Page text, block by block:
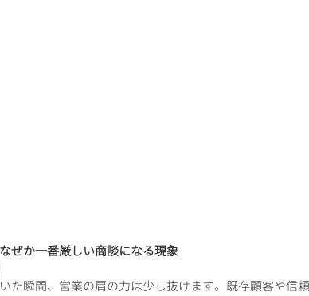
ぜか一番厳しい商談になる現象
た瞬間、営業の肩の力は少し抜けます。既存顧客や信